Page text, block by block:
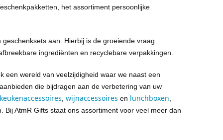
het assortiment persoonlijke
geschenksets aan. Hierbij is de groeiende vraag
ingrediënten en recyclebare verpakkingen.
wereld van veelzijdigheid waar we naast een
die bijdragen aan de verbetering van uw
keukenaccessoires, wijnaccessoires en lunchboxen,
. BijAtmRGifts staat ons assortiment voor veel meer dan